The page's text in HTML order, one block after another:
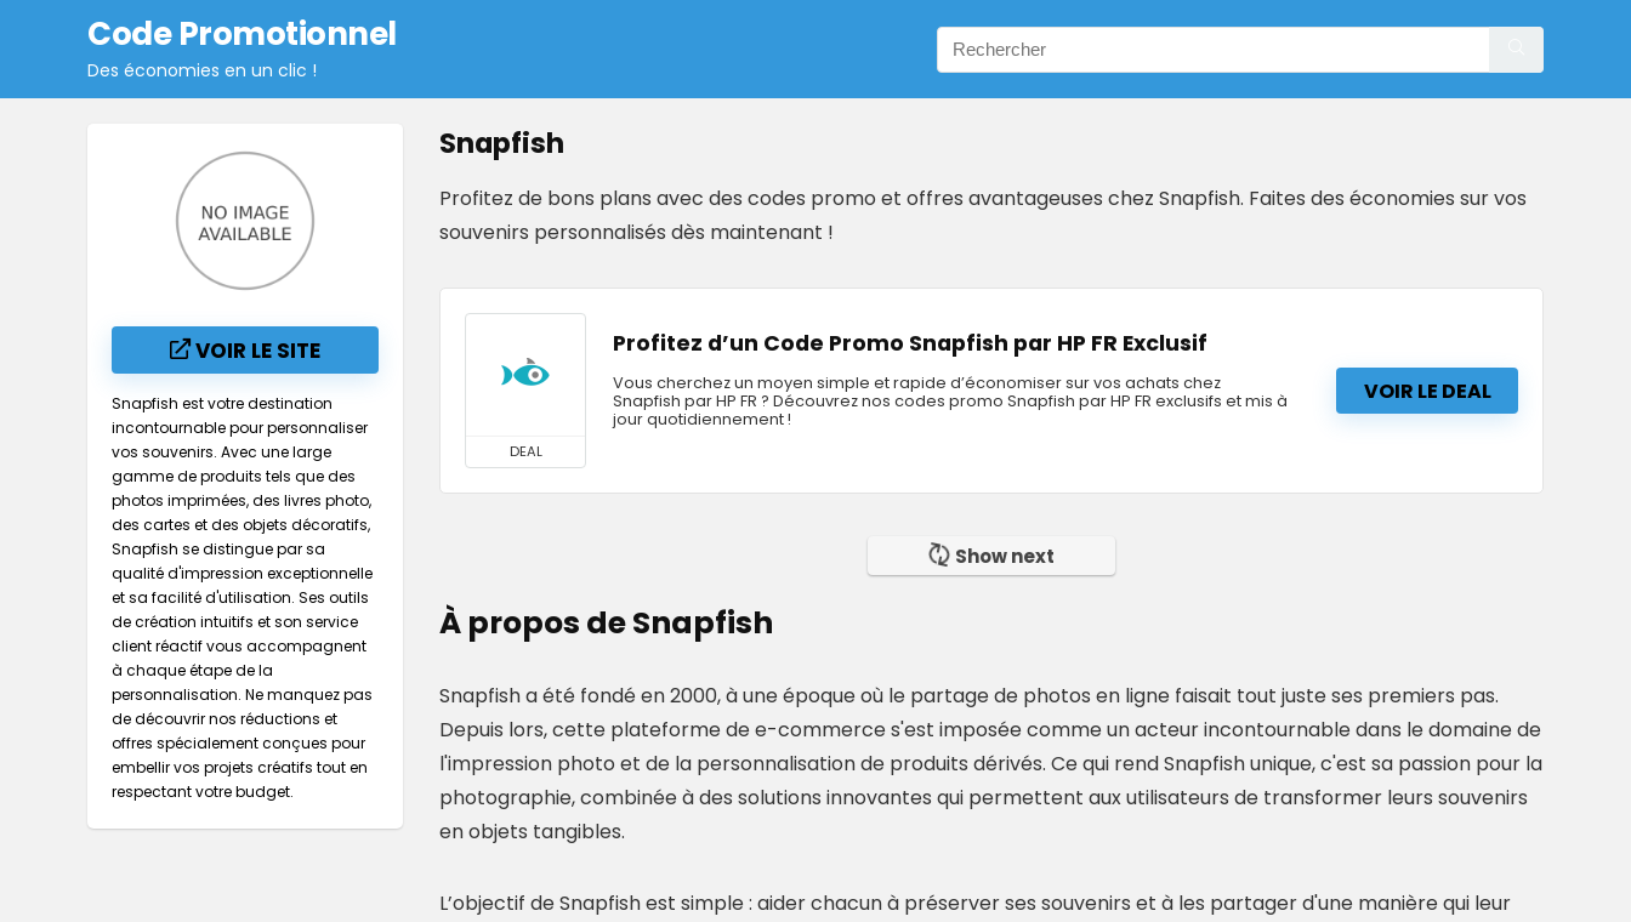
Code Promotionnel
Des économies en un clic !
Snapfish
Profitez de bons plans avec des codes promo et offres avantageuses chez Snapfish. Faites des économies sur vos
souvenirs personnalisés dès maintenant !
VOIR LE SITE
Snapfish est votre destination
incontournable pour personnaliser
vos souvenirs. Avec une large
gamme de produits tels que des
photos imprimées, des livres photo,
des cartes et des objets décoratifs,
Snapfish se distingue par sa
qualité d'impression exceptionnelle
et sa facilité d'utilisation. Ses outils
de création intuitifs et son service
client réactif vous accompagnent
à chaque étape de la
personnalisation. Ne manquez pas
de découvrir nos réductions et
offres spécialement conçues pour
embellir vos projets créatifs tout en
respectant votre budget.
DEAL
Profitez d’un Code Promo Snapfish par HP FR Exclusif
Vous cherchez un moyen simple et rapide d’économiser sur vos achats chez
Snapfish par HP FR ? Découvrez nos codes promo Snapfish par HP FR exclusifs et mis à
jour quotidiennement !
VOIR LE DEAL
Show next
À propos de Snapfish
Snapfish a été fondé en 2000, à une époque où le partage de photos en ligne faisait tout juste ses premiers pas.
Depuis lors, cette plateforme de e-commerce s'est imposée comme un acteur incontournable dans le domaine de
l'impression photo et de la personnalisation de produits dérivés. Ce qui rend Snapfish unique, c'est sa passion pour la
photographie, combinée à des solutions innovantes qui permettent aux utilisateurs de transformer leurs souvenirs
en objets tangibles.
L’objectif de Snapfish est simple : aider chacun à préserver ses souvenirs et à les partager d'une manière qui leur